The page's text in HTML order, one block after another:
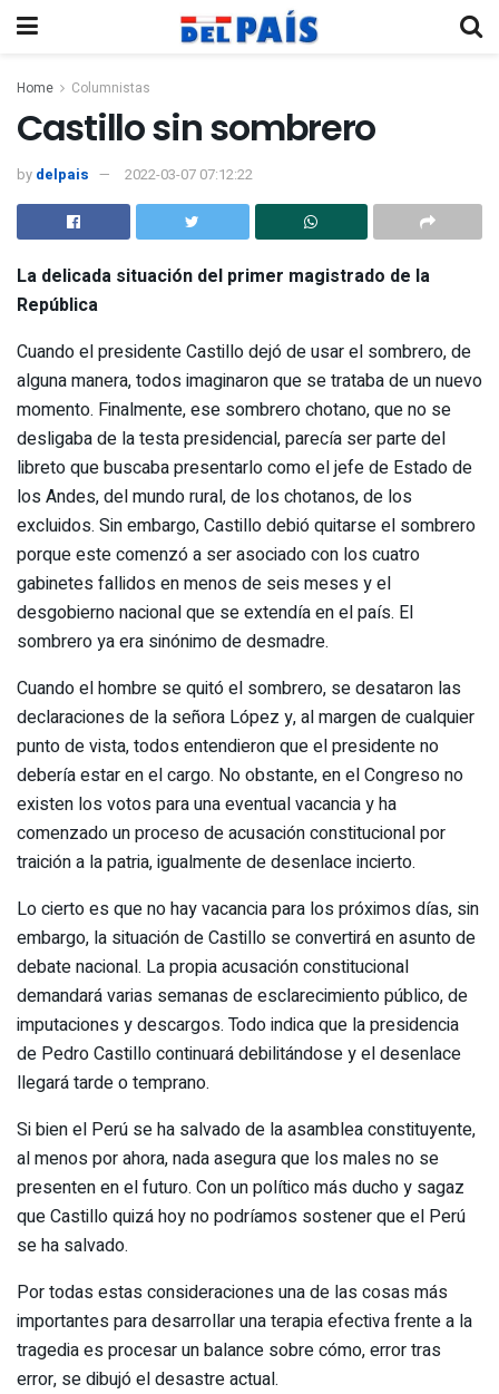
Home Columnistas
Castillo sin sombrero
by delpais 2022-03-07 07:12:22
La delicada situación del primer magistrado de la
República
Cuando el presidente Castillo dejó de usar el sombrero, de
alguna manera, todos imaginaron que se trataba de un nuevo
momento. Finalmente, ese sombrero chotano, que no se
desligaba de la testa presidencial, parecía ser parte del
libreto que buscaba presentarlo como el jefe de Estado de
los Andes, del mundo rural, de los chotanos, de los
excluidos. Sin embargo, Castillo debió quitarse el sombrero
porque este comenzó a ser asociado con los cuatro
gabinetes fallidos en menos de seis meses y el
desgobierno nacional que se extendía en el país. El
sombrero ya era sinónimo de desmadre.
Cuando el hombre se quitó el sombrero, se desataron las
declaraciones de la señora López y, al margen de cualquier
punto de vista, todos entendieron que el presidente no
debería estar en el cargo. No obstante, en el Congreso no
existen los votos para una eventual vacancia y ha
comenzado un proceso de acusación constitucional por
traición a la patria, igualmente de desenlace incierto.
Lo cierto es que no hay vacancia para los próximos días, sin
embargo, la situación de Castillo se convertirá en asunto de
debate nacional. La propia acusación constitucional
demandará varias semanas de esclarecimiento público, de
imputaciones y descargos. Todo indica que la presidencia
de Pedro Castillo continuará debilitándose y el desenlace
llegará tarde o temprano.
Si bien el Perú se ha salvado de la asamblea constituyente,
al menos por ahora, nada asegura que los males no se
presenten en el futuro. Con un político más ducho y sagaz
que Castillo quizá hoy no podríamos sostener que el Perú
se ha salvado.
Por todas estas consideraciones una de las cosas más
importantes para desarrollar una terapia efectiva frente a la
tragedia es procesar un balance sobre cómo, error tras
error, se dibujó el desastre actual.